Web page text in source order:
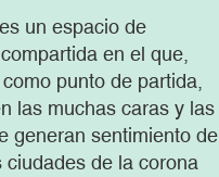
un espacio de
en el que,
punto de partida,
las muchas caras y las
generan sentimiento de
ciudades de la corona